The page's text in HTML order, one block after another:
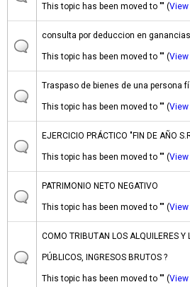
This topic has been moved to "" (
consulta por deduccion en
This topic has been moved to "" (
Traspaso de bienes de una persona
This topic has been moved to "" (
EJERCICIO PRÁCTICO "FIN DE AÑO
This topic has been moved to "" (
PATRIMONIO NETO NEGATIVO
This topic has been moved to "" (
COMO TRIBUTAN LOS ALQUILERES Y
PÚBLICOS, INGRESOS BRUTOS ?
This topic has been moved to "" (